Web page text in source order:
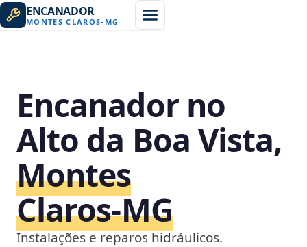
ENCANADOR
MONTES CLAROS- MG
Encanador no
Alto da Boa Vista,
Montes
Claros‑MG
Instalações e reparos hidráulicos.